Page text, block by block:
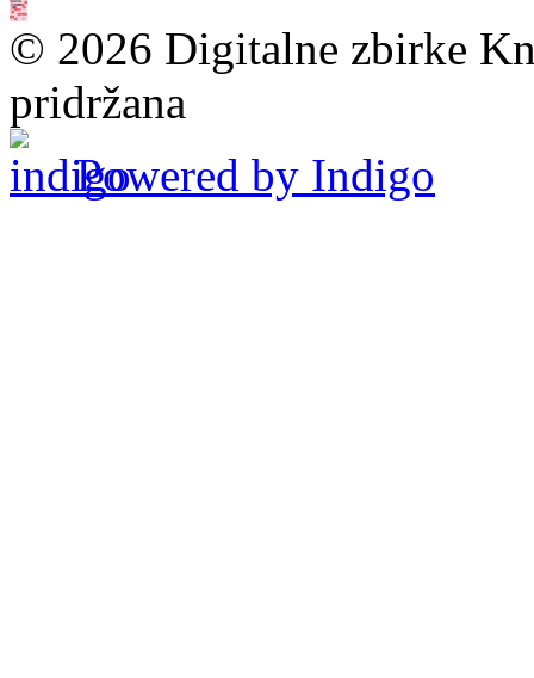
© 2026 Digitalne zbirke
pridržana
Powered by Indigo